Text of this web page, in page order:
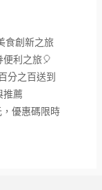
食創新之旅
利之旅🎈
分之百送到
推薦
優惠碼限時